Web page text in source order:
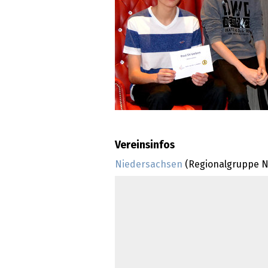
Vereinsinfos
Niedersachsen (Regionalgruppe